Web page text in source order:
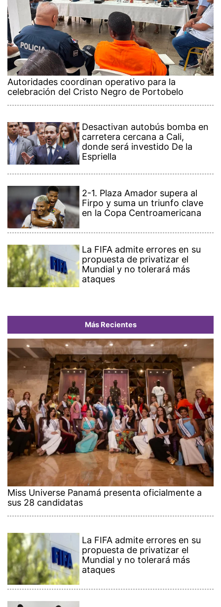
Autoridades coordinan operativo para la
celebración del Cristo Negro de Portobelo
Desactivan autobús bomba en
carretera cercana a Cali,
donde será investido De la
Espriella
2-1. Plaza Amador supera al
Firpo y suma un triunfo clave
en la Copa Centroamericana
La FIFA admite errores en su
propuesta de privatizar el
Mundial y no tolerará más
ataques
Más Recientes
Miss Universe Panamá presenta oficialmente a
sus 28 candidatas
La FIFA admite errores en su
propuesta de privatizar el
Mundial y no tolerará más
ataques